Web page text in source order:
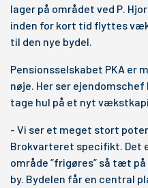
lager på området ved P.
inden for kort tid flyttes
til den nye bydel.
Pensionsselskabet PKA er
nøje. Her ser
tage hul på et nyt
- Vi ser et meget stort
Brokvarteret specifikt. Det
område ”frigøres” så tæt
by. Bydelen får en central